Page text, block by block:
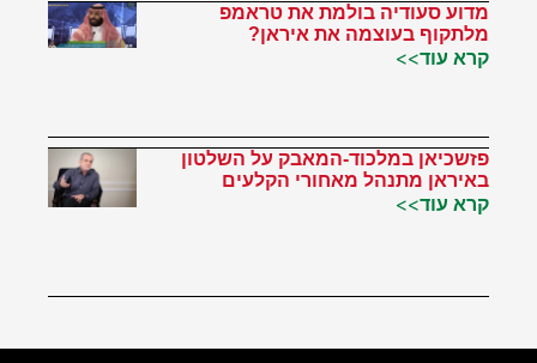
מדוע סעודיה בולמת את טראמפ
מלתקוף בעוצמה את איראן?
קרא עוד>>
פזשכיאן במלכוד-המאבק על השלטון
באיראן מתנהל מאחורי הקלעים
קרא עוד>>